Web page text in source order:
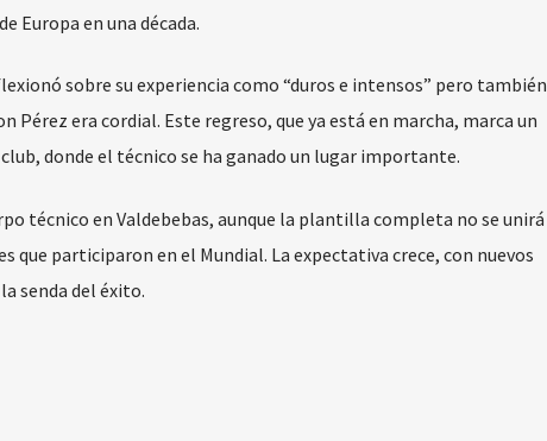
Europa en una década.
sobre su experiencia como “duros e intensos” pero también
Pérez era cordial. Este regreso, que ya está en marcha, marca un
donde el técnico se ha ganado un lugar importante.
técnico en Valdebebas, aunque la plantilla completa no se unirá
que participaron en el Mundial. La expectativa crece, con nuevos
senda del éxito.